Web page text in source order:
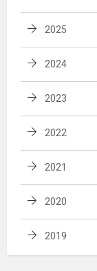
2025
2024
2023
2022
2021
2020
2019